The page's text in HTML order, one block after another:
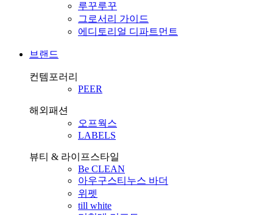
루꾸루꾸
그로서리 가이드
에디토리얼 디파트먼트
브랜드
컨템포러리
PEER
해외패션
오프웍스
LABELS
뷰티 & 라이프스타일
Be CLEAN
아우구스티누스 바더
위펫
till white